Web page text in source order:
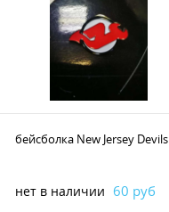
бейсболка New Jersey Devils
нет в наличии 60 руб